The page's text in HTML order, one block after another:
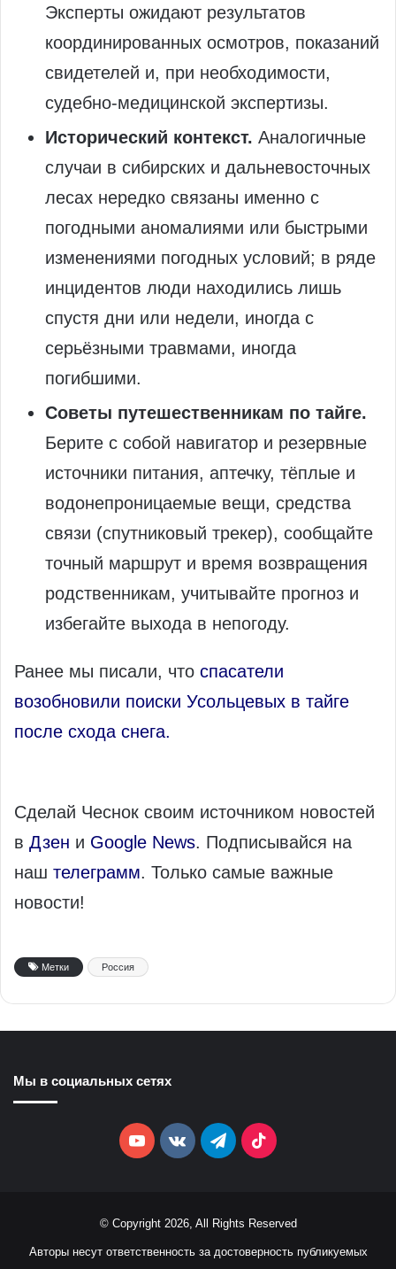
Эксперты ожидают результатов
координированных осмотров, показаний
свидетелей и, при необходимости,
судебно-медицинской экспертизы.
Исторический контекст. Аналогичные
случаи в сибирских и дальневосточных
лесах нередко связаны именно с
погодными аномалиями или быстрыми
изменениями погодных условий; в ряде
инцидентов люди находились лишь
спустя дни или недели, иногда с
серьёзными травмами, иногда
погибшими.
Советы путешественникам по тайге.
Берите с собой навигатор и резервные
источники питания, аптечку, тёплые и
водонепроницаемые вещи, средства
связи (спутниковый трекер), сообщайте
точный маршрут и время возвращения
родственникам, учитывайте прогноз и
избегайте выхода в непогоду.
Ранее мы писали, что спасатели
возобновили поиски Усольцевых в тайге
после схода снега.
Сделай Чеснок своим источником новостей
в Дзен и Google News. Подписывайся на
наш телеграмм. Только самые важные
новости!
Метки Россия
Мы в социальных сетях
YouTubevk.comTelegramTikTok
© Copyright 2026, All Rights Reserved
Авторы несут ответственность за достоверность публикуемых